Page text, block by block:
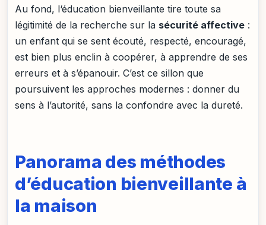
Au fond, l‘éducation bienveillante tire toute sa
légitimité de la recherche sur la sécurité affective :
un enfant qui se sent écouté, respecté, encouragé,
est bien plus enclin à coopérer, à apprendre de ses
erreurs et à s’épanouir. C’est ce sillon que
poursuivent les approches modernes : donner du
sens à l’autorité, sans la confondre avec la dureté.
Panorama des méthodes
d’éducation bienveillante à
la maison